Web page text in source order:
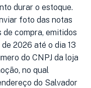
durar o estoque.
foto das notas
compra, emitidos
2026 até o dia 13
do CNPJ da loja
no qual
do Salvador